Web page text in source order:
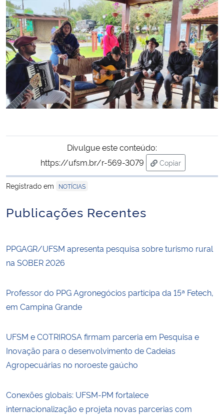
Divulgue este conteúdo:
https://ufsm.br/r-569-3079
Copiar
para área de
Registrado em
NOTÍCIAS
Publicações Recentes
PPGAGR/UFSM apresenta pesquisa sobre turismo rural
na SOBER 2026
Professor do PPG Agronegócios participa da 15ª Fetech,
em Campina Grande
UFSM e COTRIROSA firmam parceria em Pesquisa e
Inovação para o desenvolvimento de Cadeias
Agropecuárias no noroeste gaúcho
Conexões globais: UFSM-PM fortalece
internacionalização e projeta novas parcerias com